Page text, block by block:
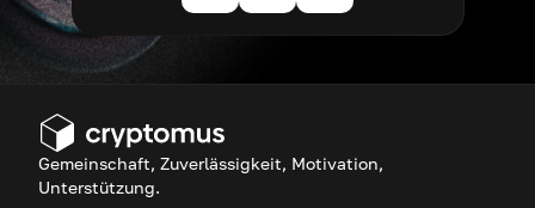
Gemeinschaft, Zuverlässigkeit, Motivation,
Unterstützung.